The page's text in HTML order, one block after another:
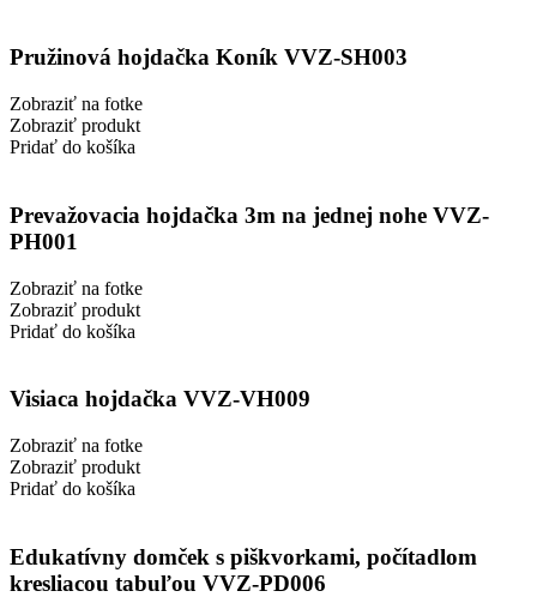
Pružinová hojdačka Koník VVZ-SH003
Zobraziť na fotke
Zobraziť produkt
Pridať do košíka
Prevažovacia hojdačka 3m na jednej nohe VVZ-
PH001
Zobraziť na fotke
Zobraziť produkt
Pridať do košíka
Visiaca hojdačka VVZ-VH009
Zobraziť na fotke
Zobraziť produkt
Pridať do košíka
Edukatívny domček s piškvorkami, počítadlom
kresliacou tabuľou VVZ-PD006